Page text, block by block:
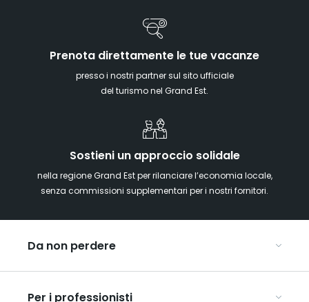
Prenota direttamente le tue vacanze
presso i nostri partner sul sito ufficiale
del turismo nel Grand Est.
Sostieni un approccio solidale
nella regione Grand Est per rilanciare l’economia locale,
senza commissioni supplementari per i nostri fornitori.
Da non perdere